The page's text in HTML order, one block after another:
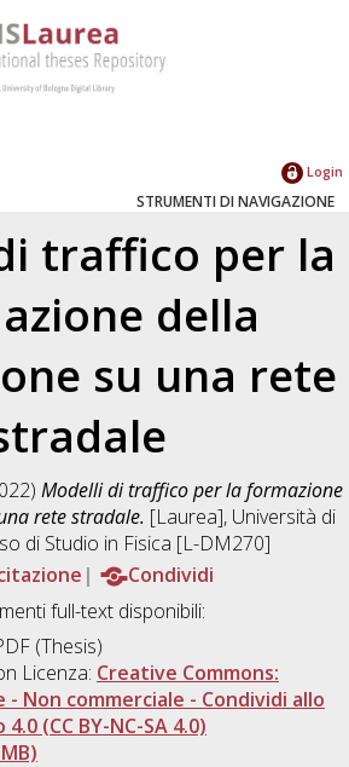
Login
STRUMENTI DI NAVIGAZIONE
traffico per la
della
su una rete
Modelli di traffico per la formazione
rete stradale. [Laurea], Università di
di Studio in Fisica [L-DM270]
Condividi
full-text disponibili:
(Thesis)
Licenza: Creative Commons:
Non commerciale - Condividi allo
(CC BY-NC-SA 4.0)